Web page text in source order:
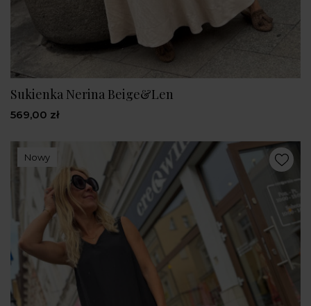
Sukienka Nerina Beige&Len
569,00 zł
Nowy